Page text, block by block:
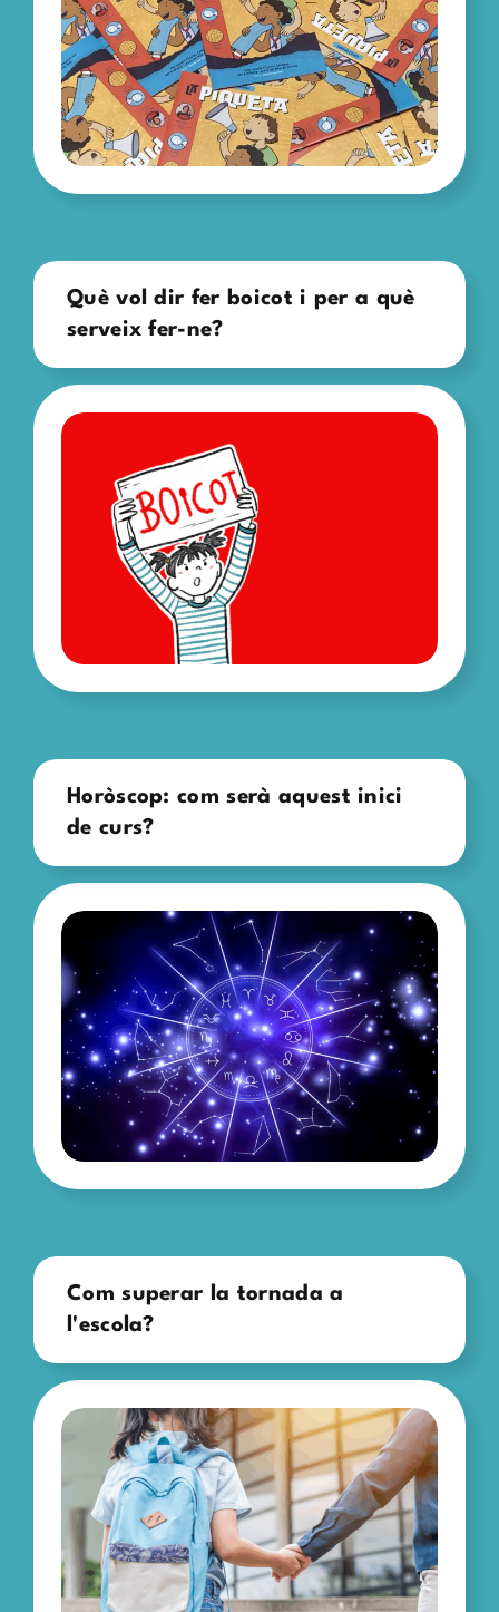
Què vol dir fer boicot i per a què
serveix fer-ne?
Horòscop: com serà aquest inici
de curs?
Com superar la tornada a
l'escola?